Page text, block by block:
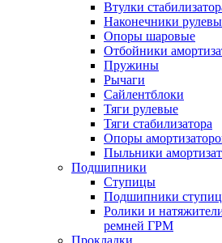
Втулки
Наконечники
Опоры шаровые
Отбойники
Пружины
Рычаги
Сайлентблоки
Тяги рулевые
Тяги стабилизатора
Опоры
Пыльники
Подшипники
Ступицы
Подшипники
Ролики и
ремней ГРМ
Прокладки